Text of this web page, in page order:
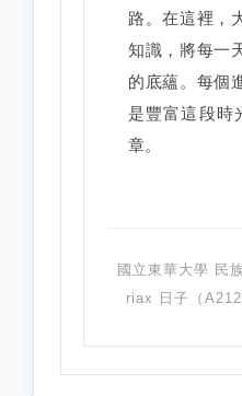
路。在這裡，
知識，將每一
的底蘊。每個
是豐富這段時
章。
國立東華大學 民
riax 日子（A212